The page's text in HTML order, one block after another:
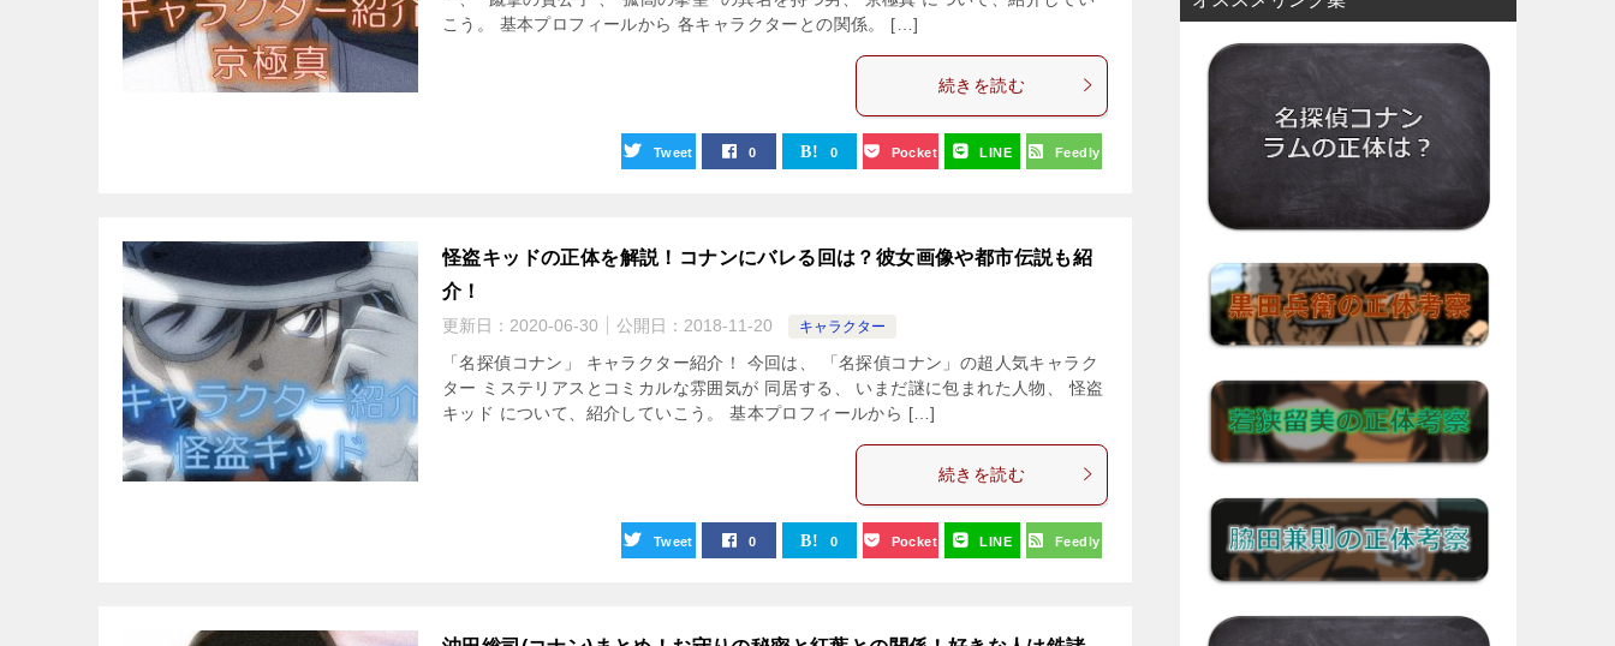
こう。 基本プロフィールから 各キャラクターとの関係。 […]
続きを読む
Tweet 0 0 Pocket LINE Feedly
怪盗キッドの正体を解説！コナンにバレる回は？彼女画像や都市伝説も紹
介！
更新日： 2020-06-30 公開日： 2018-11-20 キャラクター
「名探偵コナン」 キャラクター紹介！ 今回は、 「名探偵コナン」の超人気キャラク
ター ミステリアスとコミカルな雰囲気が 同居する、 いまだ謎に包まれた人物、 怪盗
キッド について、紹介していこう。 基本プロフィールから […]
続きを読む
Tweet 0 0 Pocket LINE Feedly